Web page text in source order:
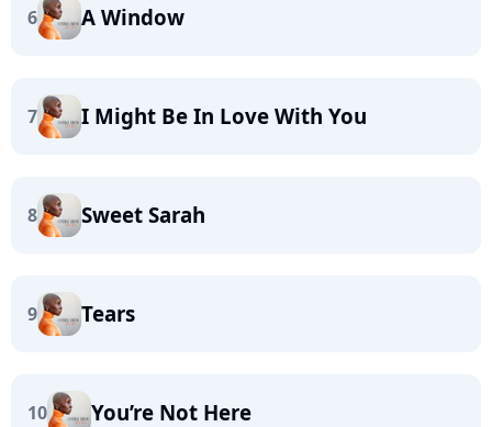
6 A Window
7 I Might Be In Love With You
8 Sweet Sarah
9 Tears
10 You’re Not Here